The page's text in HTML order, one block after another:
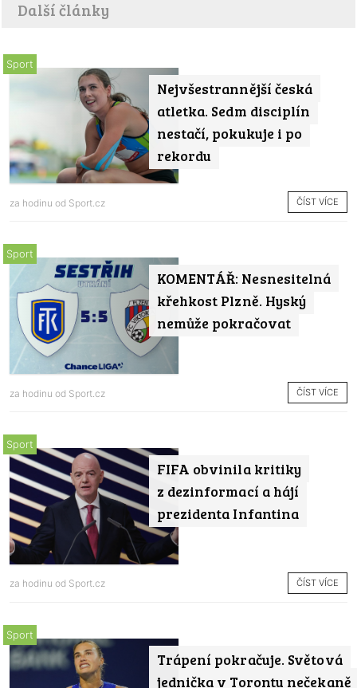
Další články
Nejvšestrannější česká
atletka. Sedm disciplín
nestačí, pokukuje i po
rekordu
Sport
za hodinu od Sport.cz ČÍST VÍCE
KOMENTÁŘ: Nesnesitelná
křehkost Plzně. Hyský
nemůže pokračovat
Sport
za hodinu od Sport.cz ČÍST VÍCE
FIFA obvinila kritiky
z dezinformací a hájí
prezidenta Infantina
Sport
za hodinu od Sport.cz ČÍST VÍCE
Trápení pokračuje. Světová
jednička v Torontu nečekaně
Sport